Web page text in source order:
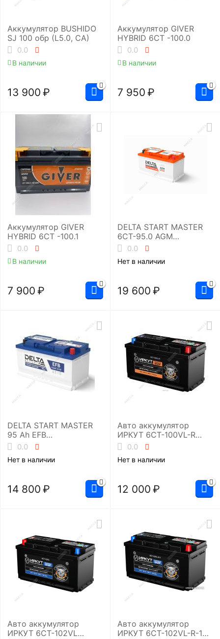
Аккумулятор BUSHIDO
SJ 100 обр (L5.0, CA)
0.0
В наличии
13 900 ₽
Аккумулятор GIVER
HYBRID 6CT -100.0
0.0
В наличии
7 950 ₽
Аккумулятор GIVER
HYBRID 6CT -100.1
0.0
В наличии
7 900 ₽
DELTA START MASTER
6CT-95.0 AGM
(L5/850EN)
батарея
0.0
Нет в наличии
19 600 ₽
DELTA START MASTER
95 Ah EFB
(L5/900A)Аккумуляторн
0.0
Нет в наличии
14 800 ₽
Авто аккумулятор
ИРКУТ 6CT-100VL-R
(SMF-L5EU)
0.0
Нет в наличии
12 000 ₽
Авто аккумулятор
ИРКУТ 6CT-102VL
Авто аккумулятор
ИРКУТ 6CT-102VL-R-1